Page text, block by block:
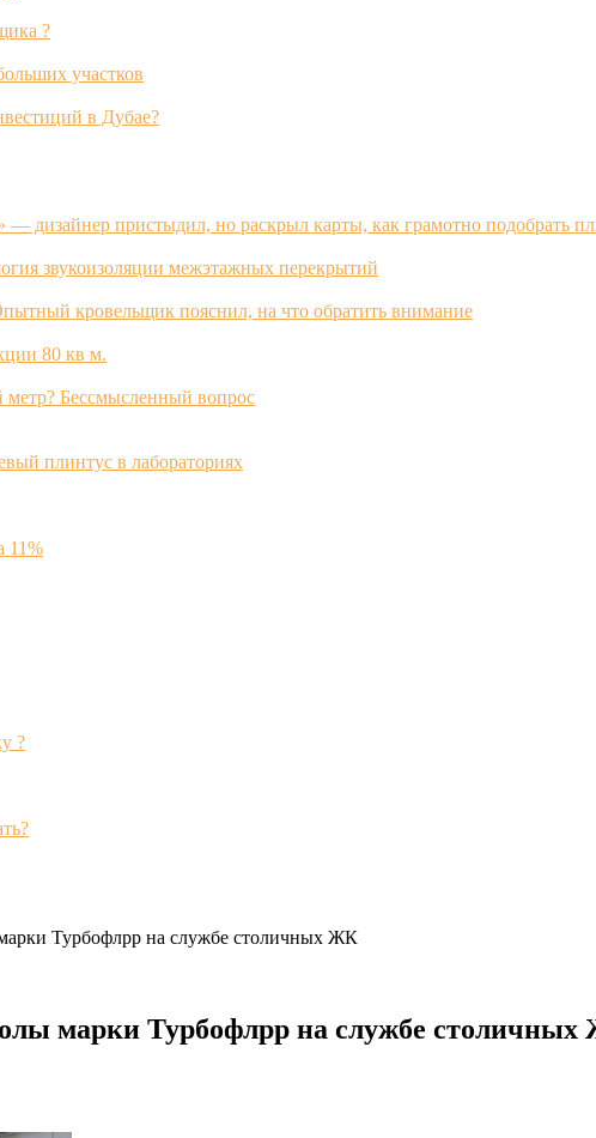
?
участков
в Дубае?
— дизайнер пристыдил, но раскрыл карты, как грамотно подобрать
звукоизоляции межэтажных перекрытий
кровельщик пояснил, на что обратить внимание
80 кв м.
метр? Бессмысленный вопрос
плинтус в лабораториях
11%
?
Турбофлрр на службе столичных ЖК
марки Турбофлрр на службе